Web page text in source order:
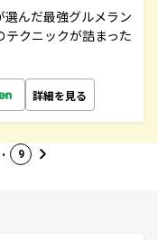
んだ最強グルメラン
クニックが詰まった
詳細を見る
9